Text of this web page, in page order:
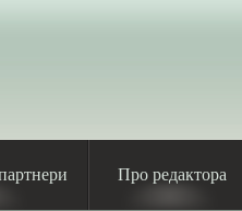
Про редактора